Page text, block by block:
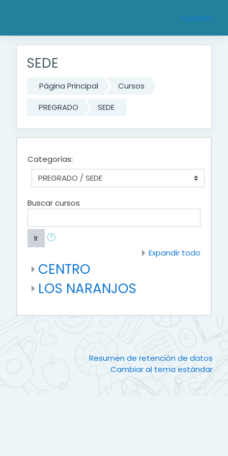
Acceder
SEDE
Página Principal
Cursos
PREGRADO
SEDE
Categorías:
Buscar cursos
Ir
Expandir todo
CENTRO
LOS NARANJOS
Resumen de retención de datos
Cambiar al tema estándar